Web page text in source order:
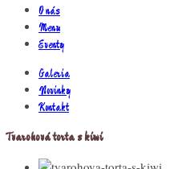
O nás
Menu
Eventy
Galeria
Novinky
Kontakt
Tvarohová torta s kiwi